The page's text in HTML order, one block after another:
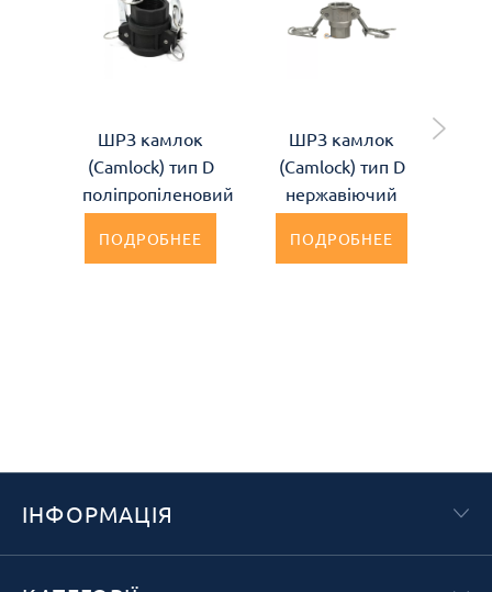
ШРЗ камлок
(Camlock) тип D
поліпропіленовий
ПОДРОБНЕЕ
ШРЗ камлок
(Camlock) тип D
нержавіючий
ПОДРОБНЕЕ
ІНФОРМАЦІЯ